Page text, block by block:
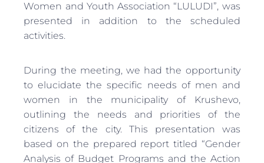
Women and Youth Association “LULUDI”, was
presented in addition to the scheduled
activities.
During the meeting, we had the opportunity
to elucidate the specific needs of men and
women in the municipality of Krushevo,
outlining the needs and priorities of the
citizens of the city. This presentation was
based on the prepared report titled “Gender
Analysis of Budget Programs and the Action